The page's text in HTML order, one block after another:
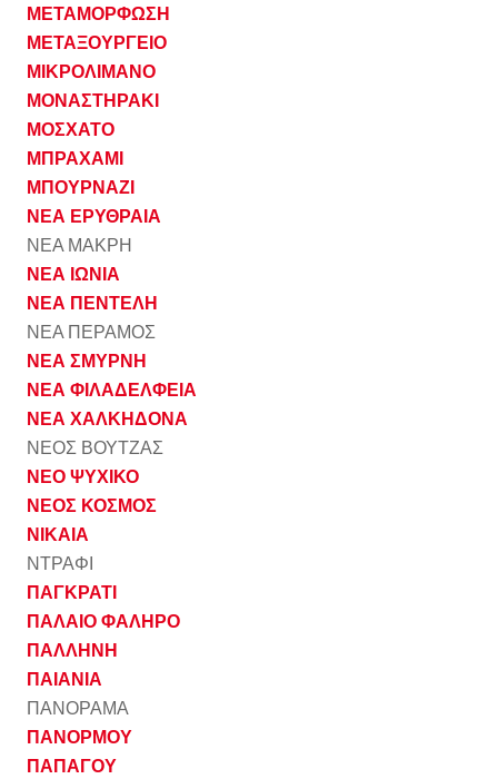
ΜΕΤΑΜΟΡΦΩΣΗ
ΜΕΤΑΞΟΥΡΓΕΙΟ
ΜΙΚΡΟΛΙΜΑΝΟ
ΜΟΝΑΣΤΗΡΑΚΙ
ΜΟΣΧΑΤΟ
ΜΠΡΑΧΑΜΙ
ΜΠΟΥΡΝΑΖΙ
ΝΕΑ ΕΡΥΘΡΑΙΑ
ΝΕΑ ΜΑΚΡΗ
ΝΕΑ ΙΩΝΙΑ
ΝΕΑ ΠΕΝΤΕΛΗ
ΝΕΑ ΠΕΡΑΜΟΣ
ΝΕΑ ΣΜΥΡΝΗ
ΝΕΑ ΦΙΛΑΔΕΛΦΕΙΑ
ΝΕΑ ΧΑΛΚΗΔΟΝΑ
ΝΕΟΣ ΒΟΥΤΖΑΣ
ΝΕΟ ΨΥΧΙΚΟ
ΝΕΟΣ ΚΟΣΜΟΣ
ΝΙΚΑΙΑ
ΝΤΡΑΦΙ
ΠΑΓΚΡΑΤΙ
ΠΑΛΑΙΟ ΦΑΛΗΡΟ
ΠΑΛΛΗΝΗ
ΠΑΙΑΝΙΑ
ΠΑΝΟΡΑΜΑ
ΠΑΝΟΡΜΟΥ
ΠΑΠΑΓΟΥ